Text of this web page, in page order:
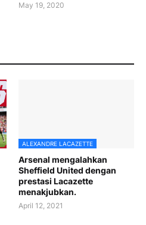
May 19, 2020
ALEXANDRE LACAZETTE
Arsenal mengalahkan
Sheffield United dengan
prestasi Lacazette
menakjubkan.
April 12, 2021